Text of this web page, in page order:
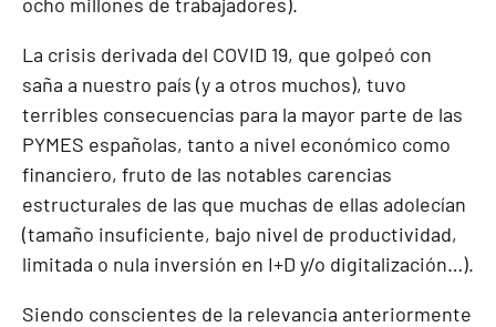
La crisis derivada del COVID 19, que golpeó con
saña a nuestro país (y a otros muchos), tuvo
terribles consecuencias para la mayor parte de las
PYMES españolas, tanto a nivel económico como
financiero, fruto de las notables carencias
estructurales de las que muchas de ellas adolecían
(tamaño insuficiente, bajo nivel de productividad,
limitada o nula inversión en I+D y/o digitalización…).
Siendo conscientes de la relevancia anteriormente